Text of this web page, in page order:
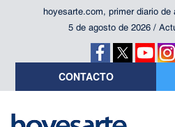
hoyesarte.com, primer diario de
5 de agosto de 2026 /
CONTACTO